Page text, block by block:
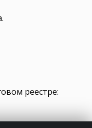
реестре: